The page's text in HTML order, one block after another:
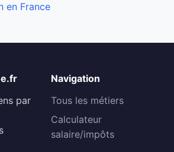
en France
par
Navigation
Tous les métiers
Calculateur
salaire/impôts